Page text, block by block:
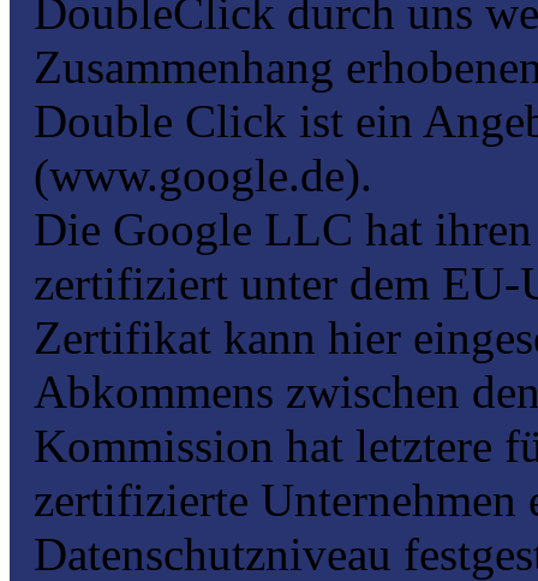
DoubleClick durch uns
Zusammenhang
Double Click ist ein
(www.google.de).
Die Google LLC hat
zertifiziert unter dem
Zertifikat kann hier
Abkommens zwischen
Kommission hat letztere
zertifizierte Unternehmen
Datenschutzniveau